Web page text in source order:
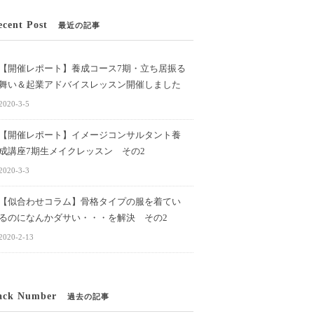
Post 最近の記事
開催レポート】養成コース7期・立ち居振る
い＆起業アドバイスレッスン開催しました
3-5
開催レポート】イメージコンサルタント養
講座7期生メイクレッスン その2
3-3
似合わせコラム】骨格タイプの服を着てい
のになんかダサい・・・を解決 その2
2-13
Number 過去の記事